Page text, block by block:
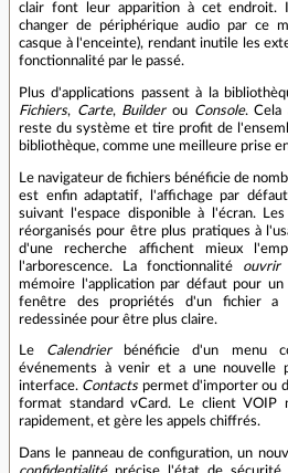
clair font leur apparition à cet endroit.
changer de périphérique audio par ce
casque à l'enceinte), rendant inutile les
fonctionnalité par le passé.
Plus d'applications passent à la
Fichiers, Carte, Builderou Console. Cela
reste du système et tire profit de
bibliothèque, comme une meilleure prise
Le navigateur de fichiers bénéficie de
est enfin adaptatif, l'affichage par
suivant l'espace disponible à l'écran.
réorganisés pour être plus pratiques à
d'une recherche affichent mieux
l'arborescence. La fonctionnalité
ouvrir
mémoire l'application par défaut pour
fenêtre des propriétés d'un fichier a
redessinée pour être plus claire.
Le Calendrierbénéficie d'un menu
événements à venir et a une nouvelle
interface. Contactspermet d'importer ou
format standard vCard. Le client VOIP
rapidement, et gère les appels chiffrés.
Dans le panneau de configuration, un